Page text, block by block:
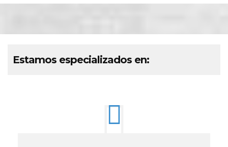
Estamos especializados en: